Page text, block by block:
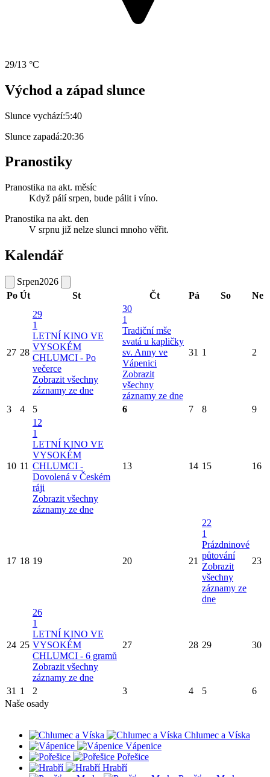
29/13 °C
Východ a západ slunce
Slunce vychází:5:40
Slunce zapadá:20:36
Pranostiky
Pranostika na akt. měsíc
Když pálí srpen, bude pálit i víno.
Pranostika na akt. den
V srpnu již nelze slunci mnoho věřit.
Kalendář
Srpen2026
Po Út St Čt Pá So Ne
27 28
29
1
LETNÍ KINO VE
VYSOKÉM
CHLUMCI - Po
večerce
Zobrazit všechny
záznamy ze dne
30
1
Tradiční mše
svatá u kapličky
sv. Anny ve
Vápenici
Zobrazit
všechny
záznamy ze dne
31 1 2
3 4 5 6 7 8 9
10 11
12
1
LETNÍ KINO VE
VYSOKÉM
CHLUMCI -
Dovolená v Českém
ráji
Zobrazit všechny
záznamy ze dne
13 14 15 16
17 18 19 20 21
22
1
Prázdninové
půtování
Zobrazit
všechny
záznamy ze
dne
23
24 25
26
1
LETNÍ KINO VE
VYSOKÉM
CHLUMCI - 6 gramů
Zobrazit všechny
záznamy ze dne
27 28 29 30
31 1 2 3 4 5
6
Naše osady
Chlumec a Víska
Vápenice
Pořešice
Hrabří